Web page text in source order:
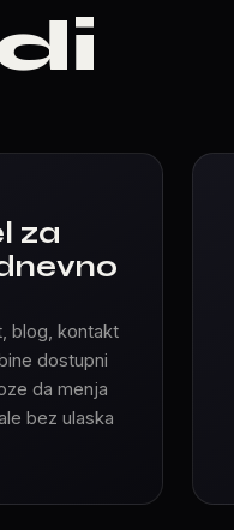
za
blog, kontakt
dostupni
da menja
bez ulaska